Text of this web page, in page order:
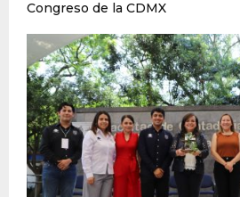
Congreso de la CDMX